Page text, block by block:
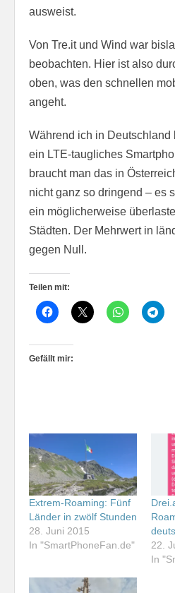
ausweist.
Von Tre.it und Wind war
beobachten. Hier ist also
oben, was den schnellen
angeht.
Während ich in Deutschland
ein LTE-taugliches
braucht man das in
nicht ganz so dringend – es
ein möglicherweise
Städten. Der Mehrwert in
gegen Null.
Teilen mit:
Gefällt mir:
Extrem-Roaming: Fünf
Länder in zwölf Stunden
28. Juni 2015
In "SmartPhoneFan.de"
22.
In